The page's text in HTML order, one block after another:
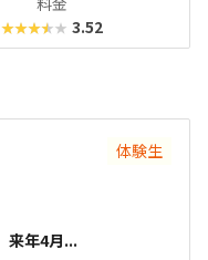
★★★★★ 3.52
体験生
来年4月...